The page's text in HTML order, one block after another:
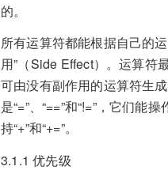
的。
所有运算符都能根据自己的
用”（Side Effect）。运算符
可由没有副作用的运算符生
是“=”、“==”和“!=”，它们
持“+”和“+=”。
3.1.1 优先级